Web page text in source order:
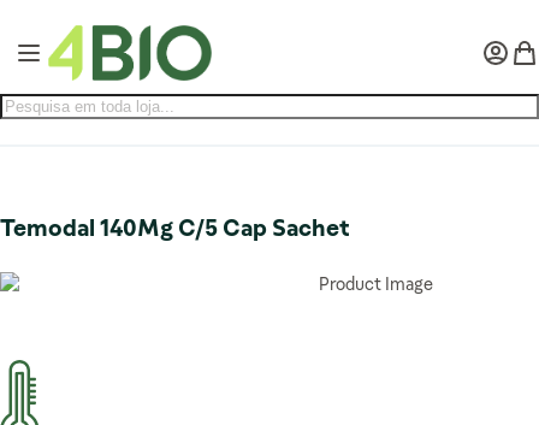
Alternar Nav
Minha
Temodal 140Mg C/5 Cap Sachet